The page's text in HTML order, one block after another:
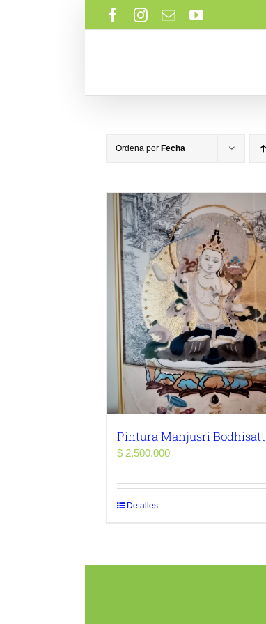
Facebook
Instagram
Correo
electrónico
YouTube
Ordena por Fecha
Pintura Manjusri
$ 2.500.000
Detalles